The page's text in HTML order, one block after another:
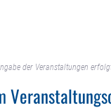
der Veranstaltungen